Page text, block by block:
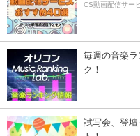
CS動画配信サー
毎週の音楽
ク！
試写会、登